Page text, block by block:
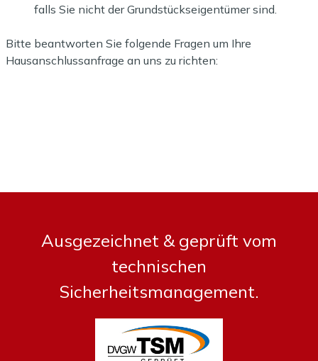
falls Sie nicht der Grundstückseigentümer sind.
Bitte beantworten Sie folgende Fragen um Ihre
Hausanschlussanfrage an uns zu richten:
Ausgezeichnet & geprüft vom
technischen
Sicherheitsmanagement.